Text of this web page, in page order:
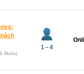
škola)
1 – 4